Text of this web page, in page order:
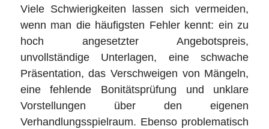
Viele Schwierigkeiten lassen sich vermeiden,
wenn man die häufigsten Fehler kennt: ein zu
hoch angesetzter Angebotspreis,
unvollständige Unterlagen, eine schwache
Präsentation, das Verschweigen von Mängeln,
eine fehlende Bonitätsprüfung und unklare
Vorstellungen über den eigenen
Verhandlungsspielraum. Ebenso problematisch